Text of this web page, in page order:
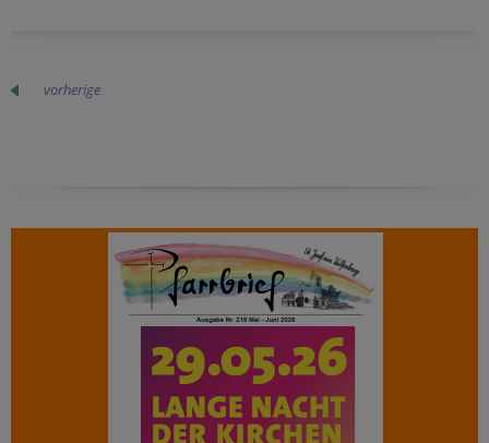
vorherige